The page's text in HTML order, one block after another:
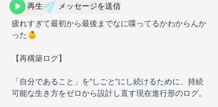
再生
メッセージを送信
疲れすぎて最初から最後までなに喋ってるかわからんか
った👶
【再構築ログ】
「自分であること」を“しごと”にし続けるために、持続
可能な生き方をゼロから設計し直す現在進行形のログ。